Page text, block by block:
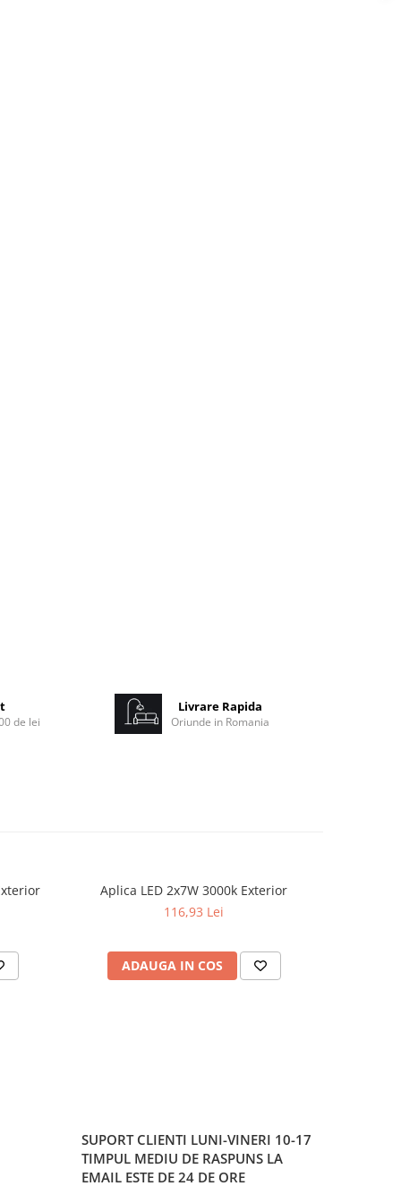
de lei
Livrare Rapida
Oriunde in Romania
Aplica LED 2x7W 3000k Exterior
116,93 Lei
ADAUGA IN COS
SUPORT CLIENTI LUNI-VINERI 10-17
TIMPUL MEDIU DE RASPUNS LA
EMAIL ESTE DE 24 DE ORE